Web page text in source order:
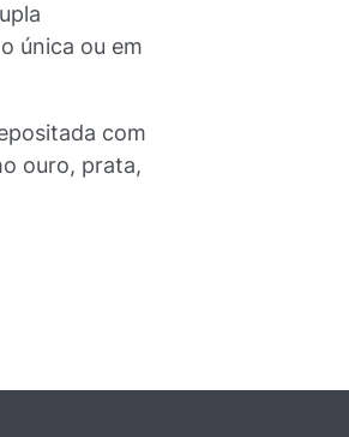
única ou em
com
ouro, prata,